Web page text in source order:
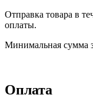
Отправка товара в
оплаты.
Минимальная сумма
Оплата